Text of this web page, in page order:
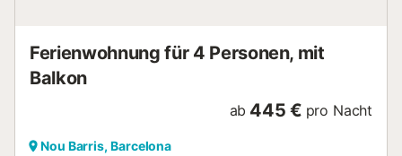
Ferienwohnung für 4 Personen, mit
Balkon
ab 445 € pro Nacht
Nou Barris, Barcelona